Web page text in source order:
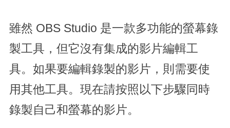
雖然 OBS Studio 是一款多功能的螢幕錄
製工具，但它沒有集成的影片編輯工
具。如果要編輯錄製的影片，則需要使
用其他工具。現在請按照以下步驟同時
錄製自己和螢幕的影片。